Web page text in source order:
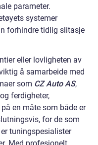
parameter.
systemer
forhindre tidlig slitasje
eller lovligheten av
å samarbeide med
som CZ Auto AS,
ferdigheter,
en måte som både er
for de som
tuningspesialister